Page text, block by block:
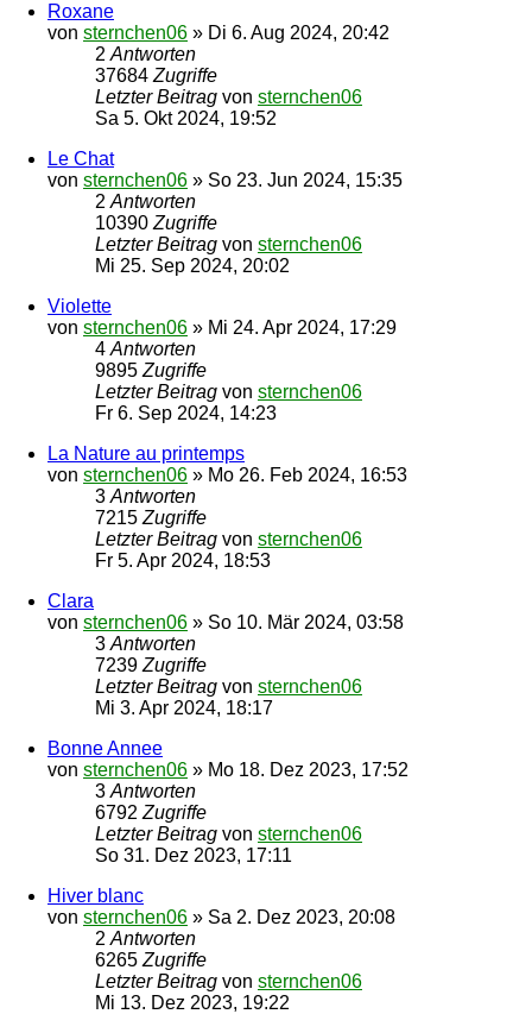
Roxane
von sternchen06 » Di 6. Aug 2024, 20:42
2 Antworten
37684 Zugriffe
Letzter Beitrag von sternchen06
Sa 5. Okt 2024, 19:52
Le Chat
von sternchen06 » So 23. Jun 2024, 15:35
2 Antworten
10390 Zugriffe
Letzter Beitrag von sternchen06
Mi 25. Sep 2024, 20:02
Violette
von sternchen06 » Mi 24. Apr 2024, 17:29
4 Antworten
9895 Zugriffe
Letzter Beitrag von sternchen06
Fr 6. Sep 2024, 14:23
La Nature au printemps
von sternchen06 » Mo 26. Feb 2024, 16:53
3 Antworten
7215 Zugriffe
Letzter Beitrag von sternchen06
Fr 5. Apr 2024, 18:53
Clara
von sternchen06 » So 10. Mär 2024, 03:58
3 Antworten
7239 Zugriffe
Letzter Beitrag von sternchen06
Mi 3. Apr 2024, 18:17
Bonne Annee
von sternchen06 » Mo 18. Dez 2023, 17:52
3 Antworten
6792 Zugriffe
Letzter Beitrag von sternchen06
So 31. Dez 2023, 17:11
Hiver blanc
von sternchen06 » Sa 2. Dez 2023, 20:08
2 Antworten
6265 Zugriffe
Letzter Beitrag von sternchen06
Mi 13. Dez 2023, 19:22